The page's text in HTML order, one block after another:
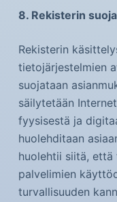
8. Rekisterin
Rekisterin
tietojärjestelmien
suojataan
säilytetään
fyysisestä ja
huolehditaan
huolehtii siitä,
palvelimien
turvallisuuden